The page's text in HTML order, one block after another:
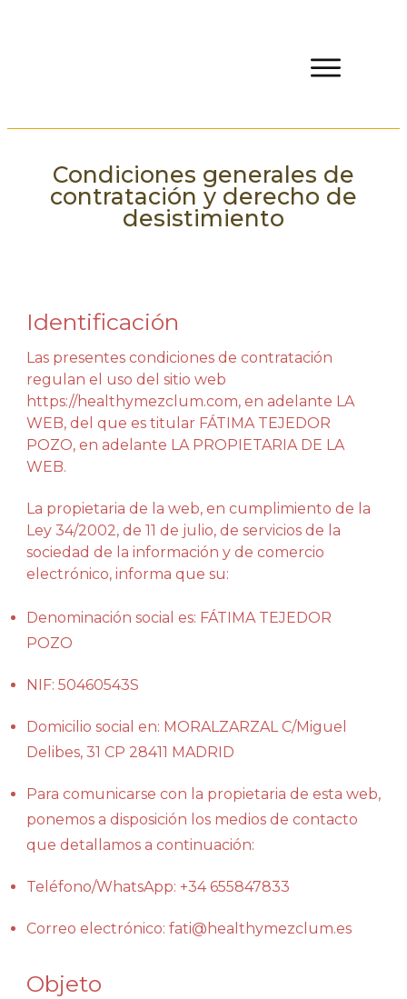
Condiciones generales de
contratación y derecho de
desistimiento
Identificación
Las presentes condiciones de contratación
regulan el uso del sitio web
https://healthymezclum.com, en adelante LA
WEB, del que es titular FÁTIMA TEJEDOR
POZO, en adelante LA PROPIETARIA DE LA
WEB.
La propietaria de la web, en cumplimiento de la
Ley 34/2002, de 11 de julio, de servicios de la
sociedad de la información y de comercio
electrónico, informa que su:
Denominación social es: FÁTIMA TEJEDOR
POZO
NIF: 50460543S
Domicilio social en: MORALZARZAL C/Miguel
Delibes, 31 CP 28411 MADRID
Para comunicarse con la propietaria de esta web,
ponemos a disposición los medios de contacto
que detallamos a continuación:
Teléfono/WhatsApp: +34 655847833
Correo electrónico: fati@healthymezclum.es
Objeto